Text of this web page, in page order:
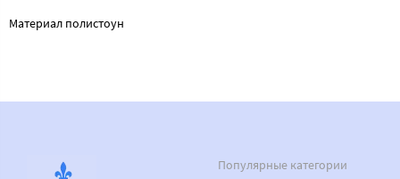
Материал полистоун
Популярные категории